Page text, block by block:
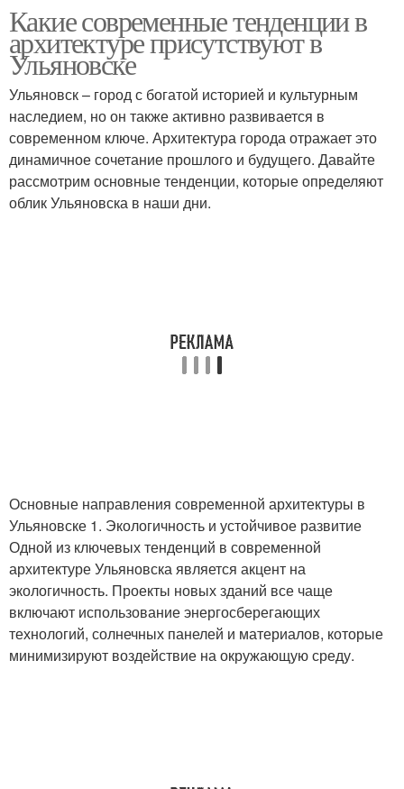
Какие современные тенденции в
архитектуре присутствуют в
Ульяновске
Ульяновск – город с богатой историей и культурным
наследием, но он также активно развивается в
современном ключе. Архитектура города отражает это
динамичное сочетание прошлого и будущего. Давайте
рассмотрим основные тенденции, которые определяют
облик Ульяновска в наши дни.
Основные направления современной архитектуры в
Ульяновске 1. Экологичность и устойчивое развитие
Одной из ключевых тенденций в современной
архитектуре Ульяновска является акцент на
экологичность. Проекты новых зданий все чаще
включают использование энергосберегающих
технологий, солнечных панелей и материалов, которые
минимизируют воздействие на окружающую среду.